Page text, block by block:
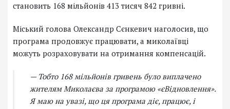
становить 168 мільйонів 413 тисяч 842 гривні.
Міський голова Олександр Сєнкевич наголосив, що
програма продовжує працювати, а миколаївці
можуть розраховувати на отримання компенсацій.
— Тобто 168 мільйонів гривень було виплачено
жителям Миколаєва за програмою «єВідновлення».
Я маю на увазі, що ця програма діє, працює, і